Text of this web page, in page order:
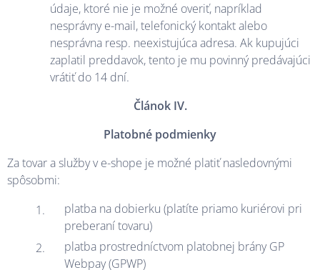
údaje, ktoré nie je možné overiť, napríklad
nesprávny e-mail, telefonický kontakt alebo
nesprávna resp. neexistujúca adresa. Ak kupujúci
zaplatil preddavok, tento je mu povinný predávajúci
vrátiť do 14 dní.
Článok IV.
Platobné podmienky
Za tovar a služby v e-shope je možné platiť nasledovnými
spôsobmi:
platba na dobierku (platíte priamo kuriérovi pri
preberaní tovaru)
platba prostredníctvom platobnej brány GP
Webpay (GPWP)